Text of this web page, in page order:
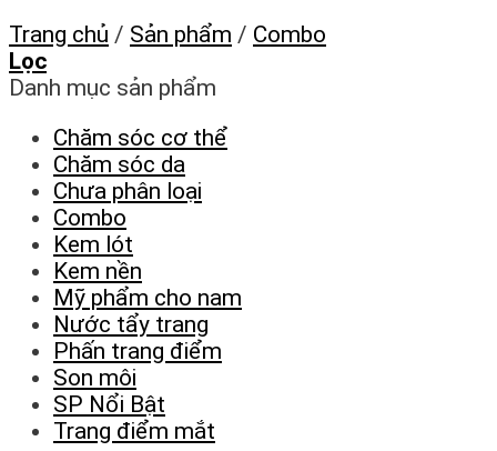
Trang chủ / Sản phẩm / Combo
Lọc
Danh mục sản phẩm
Chăm sóc cơ thể
Chăm sóc da
Chưa phân loại
Combo
Kem lót
Kem nền
Mỹ phẩm cho nam
Nước tẩy trang
Phấn trang điểm
Son môi
SP Nổi Bật
Trang điểm mắt